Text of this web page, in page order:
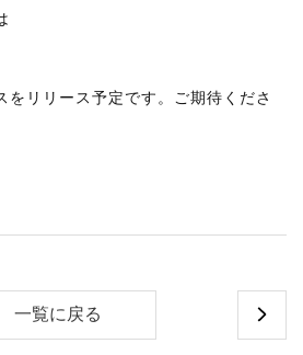
をリリース予定です。ご期待くださ
一覧に戻る